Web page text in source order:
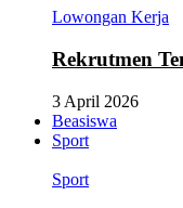
Lowongan Kerja
Rekrutmen
3 April 2026
Beasiswa
Sport
Sport